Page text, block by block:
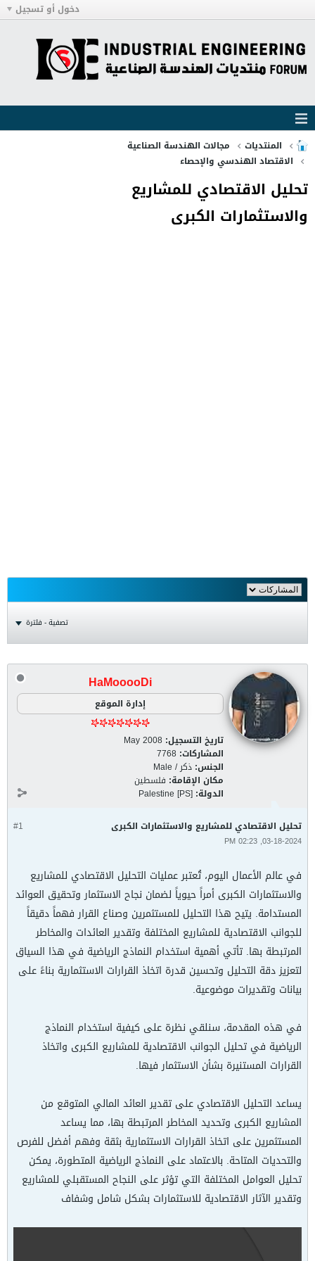
دخول أو تسجيل
المنتديات
مجالات الهندسة الصناعية
الاقتصاد الهندسي والإحصاء
تحليل الاقتصادي للمشاريع
والاستثمارات الكبرى
تصفية - فلترة
HaMooooDi
إدارة الموقع
تاريخ التسجيل: May 2008
المشاركات: 7768
الجنس: ذكر / Male
مكان الإقامة: فلسطين
الدولة: Palestine [PS]
#1 تحليل الاقتصادي للمشاريع والاستثمارات الكبرى
03-18-2024, 02:23 PM
في عالم الأعمال اليوم، تُعتبر عمليات التحليل الاقتصادي للمشاريع
والاستثمارات الكبرى أمراً حيوياً لضمان نجاح الاستثمار وتحقيق العوائد
المستدامة. يتيح هذا التحليل للمستثمرين وصناع القرار فهماً دقيقاً
للجوانب الاقتصادية للمشاريع المختلفة وتقدير العائدات والمخاطر
المرتبطة بها. تأتي أهمية استخدام النماذج الرياضية في هذا السياق
لتعزيز دقة التحليل وتحسين قدرة اتخاذ القرارات الاستثمارية بناءً على
بيانات وتقديرات موضوعية.
في هذه المقدمة، سنلقي نظرة على كيفية استخدام النماذج
الرياضية في تحليل الجوانب الاقتصادية للمشاريع الكبرى واتخاذ
القرارات المستنيرة بشأن الاستثمار فيها.
يساعد التحليل الاقتصادي على تقدير العائد المالي المتوقع من
المشاريع الكبرى وتحديد المخاطر المرتبطة بها، مما يساعد
المستثمرين على اتخاذ القرارات الاستثمارية بثقة وفهم أفضل للفرص
والتحديات المتاحة. بالاعتماد على النماذج الرياضية المتطورة، يمكن
تحليل العوامل المختلفة التي تؤثر على النجاح المستقبلي للمشاريع
وتقدير الآثار الاقتصادية للاستثمارات بشكل شامل وشفاف